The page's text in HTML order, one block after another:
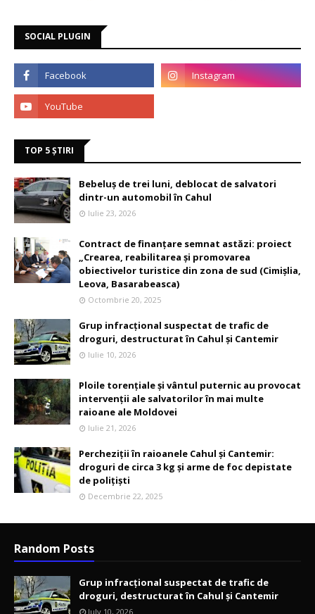
SOCIAL PLUGIN
TOP 5 ȘTIRI
Bebeluș de trei luni, deblocat de salvatori
dintr-un automobil în Cahul
Iulie 23, 2026
Contract de finanțare semnat astăzi: proiect
„Crearea, reabilitarea și promovarea
obiectivelor turistice din zona de sud (Cimișlia,
Leova, Basarabeasca)
Octombrie 20, 2025
Grup infracțional suspectat de trafic de
droguri, destructurat în Cahul și Cantemir
Iulie 10, 2026
Ploile torențiale și vântul puternic au provocat
intervenții ale salvatorilor în mai multe
raioane ale Moldovei
Iulie 21, 2026
Percheziții în raioanele Cahul și Cantemir:
droguri de circa 3 kg și arme de foc depistate
de polițiști
Decembrie 22, 2025
Random Posts
Grup infracțional suspectat de trafic de
droguri, destructurat în Cahul și Cantemir
July 10, 2026